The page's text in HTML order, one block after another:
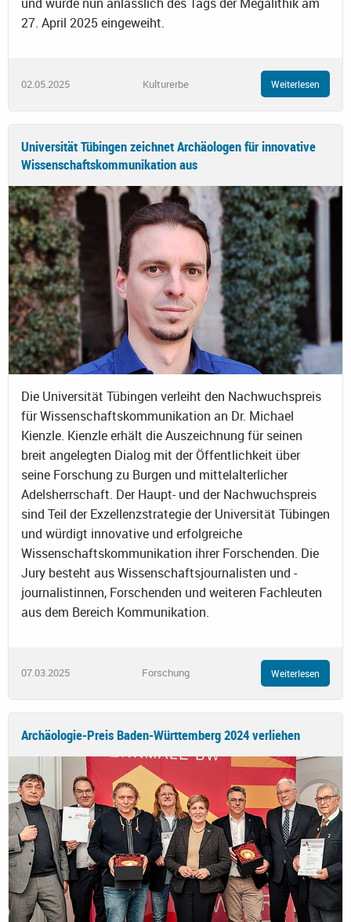
27. April 2025 eingeweiht.
02.05.2025 Kulturerbe Weiterlesen
Universität Tübingen zeichnet Archäologen für innovative
Wissenschaftskommunikation aus
Die Universität Tübingen verleiht den Nachwuchspreis
für Wissenschaftskommunikation an Dr. Michael
Kienzle. Kienzle erhält die Auszeichnung für seinen
breit angelegten Dialog mit der Öffentlichkeit über
seine Forschung zu Burgen und mittelalterlicher
Adelsherrschaft. Der Haupt- und der Nachwuchspreis
sind Teil der Exzellenzstrategie der Universität Tübingen
und würdigt innovative und erfolgreiche
Wissenschaftskommunikation ihrer Forschenden. Die
Jury besteht aus Wissenschaftsjournalisten und -
journalistinnen, Forschenden und weiteren Fachleuten
aus dem Bereich Kommunikation.
07.03.2025 Forschung Weiterlesen
Archäologie-Preis Baden-Württemberg 2024 verliehen